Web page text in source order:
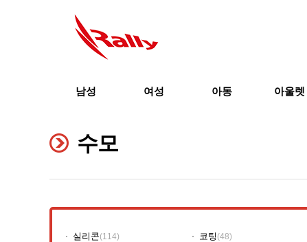
남성 여성 아동 아울렛
수모
실리콘(114) 코팅 (48)